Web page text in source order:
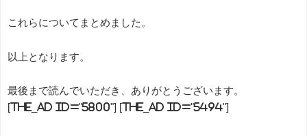
これらについてまとめました。
以上となります。
最後まで読んでいただき、ありがとうございます。
[the_ad id="5800"] [the_ad id="5494"]